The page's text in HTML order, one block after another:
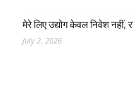
मेरे लिए उद्योग केवल निवेश नहीं,
July 2, 2026